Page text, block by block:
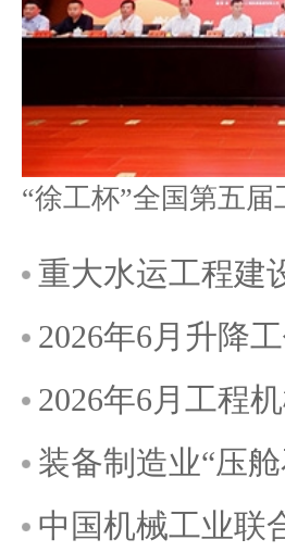
重大水运工程建
2026年6月升降
2026年6月工程
装备制造业“压
中国机械工业联